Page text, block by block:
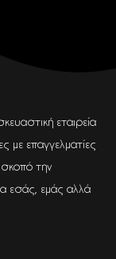
εταιρεία
με επαγγελματίες
την
εσάς, εμάς αλλά